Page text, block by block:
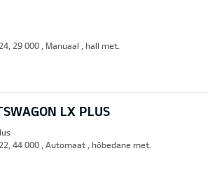
29 000 , Manuaal , hall met.
LX PLUS
44 000 , Automaat , hõbedane met.